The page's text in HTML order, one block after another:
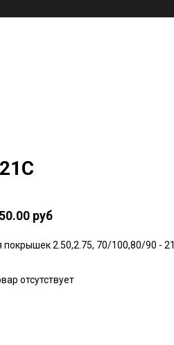
руб
покрышек 2.50,2.75, 70/100,80/90 - 21
отсутствует